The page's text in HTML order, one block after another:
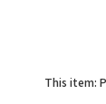
This item: